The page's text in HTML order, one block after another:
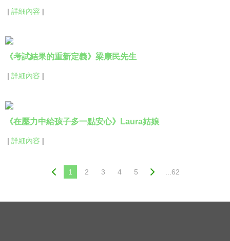
| 詳細內容 |
《考試結果的重新定義》梁康民先生
| 詳細內容 |
《在壓力中給孩子多一點安心》Laura姑娘
| 詳細內容 |
1 2 3 4 5 ...62